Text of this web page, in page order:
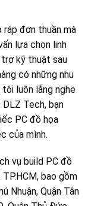
ráp đơn thuần mà
lựa chọn linh
trợ kỹ thuật sau
có những nhu
tôi luôn lắng nghe
Tech, bạn
PC đồ họa
của mình.
vụ build PC đồ
bao gồm
Nhuận, Quận Tân